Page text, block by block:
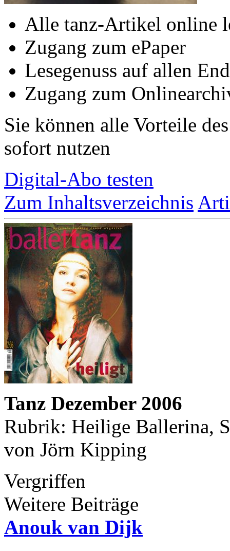
Alle tanz-Artikel online
Zugang zum ePaper
Lesegenuss auf allen
Zugang zum
Sie können alle Vorteile
sofort nutzen
Digital-Abo testen
Zum Inhaltsverzeichnis
Tanz Dezember 2006
Rubrik: Heilige Ballerina,
von Jörn Kipping
Vergriffen
Weitere Beiträge
Anouk van Dijk